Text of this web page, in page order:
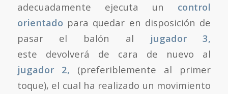
adecuadamente ejecuta un control
orientado para quedar en disposición de
pasar el balón al jugador 3,
este devolverá de cara de nuevo al
jugador 2, (preferiblemente al primer
toque), el cual ha realizado un movimiento